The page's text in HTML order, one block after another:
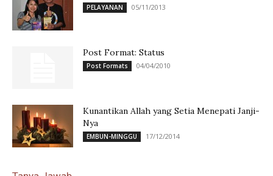
PELAYANAN 05/11/2013
Post Format: Status
Post Formats 04/04/2010
Kunantikan Allah yang Setia Menepati Janji-
Nya
EMBUN-MINGGU 17/12/2014